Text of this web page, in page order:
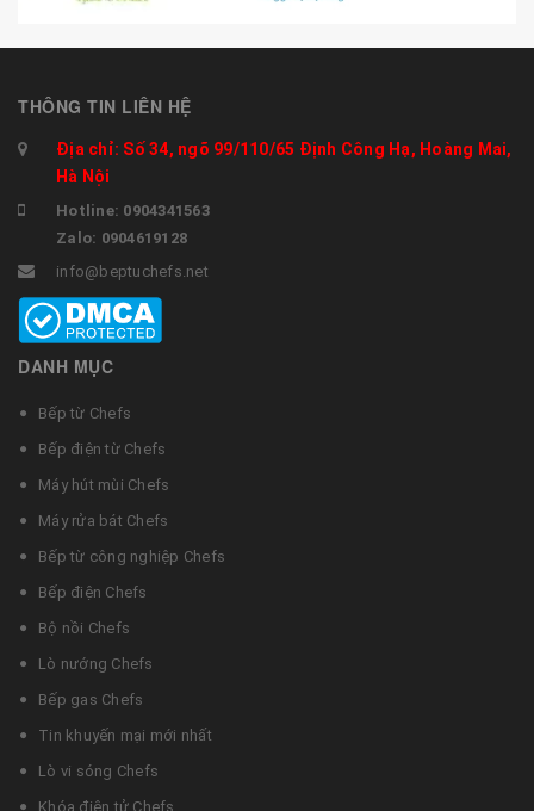
THÔNG TIN LIÊN HỆ
Địa chỉ: Số 34, ngõ 99/110/65 Định Công Hạ, Hoàng Mai,
Hà Nội
Hotline: 0904341563
Zalo: 0904619128
info@beptuchefs.net
DANH MỤC
Bếp từ Chefs
Bếp điện từ Chefs
Máy hút mùi Chefs
Máy rửa bát Chefs
Bếp từ công nghiệp Chefs
Bếp điện Chefs
Bộ nồi Chefs
Lò nướng Chefs
Bếp gas Chefs
Tin khuyến mại mới nhất
Lò vi sóng Chefs
Khóa điện tử Chefs